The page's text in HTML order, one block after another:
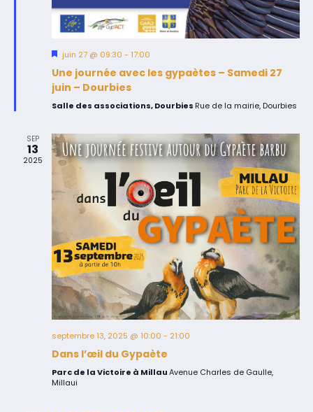
Mis
avant
juin 27 @ 09:30 - 17:00
Une journée avec les gypaètes – Samedi 27
juin – Dourbies
Salle des associations, Dourbies Rue de la mairie, Dourbies
SEP
13
2025
septembre 13, 2025 @ 10:00 - 21:00
Dans l’œil du Gypaète
Parc de la Victoire à MillauAvenue Charles de Gaulle,
Millaui